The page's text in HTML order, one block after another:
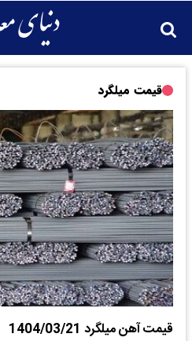
قیمت میلگرد
قیمت آهن میلگرد 1404/03/21